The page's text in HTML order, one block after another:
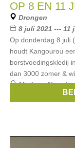
OP 8 EN 11
Drongen
8 juli 2021 --- 11
Op donderdag 8 juli
houdt Kangourou
borstvoedingskledij
dan 3000 zomer &
Merken:Noppies
, ...